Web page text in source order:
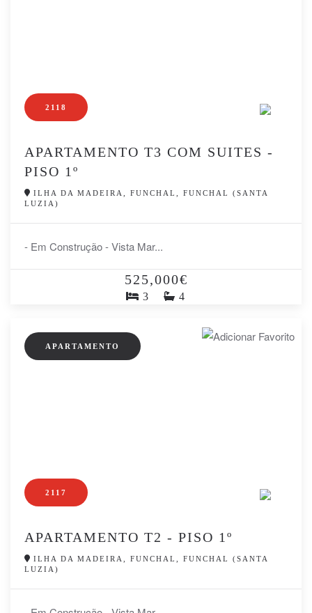
2118
APARTAMENTO T3 COM SUITES -
PISO 1º
ILHA DA MADEIRA, FUNCHAL, FUNCHAL (SANTA
LUZIA)
- Em Construção - Vista Mar...
525,000€
3 4
2117
APARTAMENTO
APARTAMENTO T2 - PISO 1º
ILHA DA MADEIRA, FUNCHAL, FUNCHAL (SANTA
LUZIA)